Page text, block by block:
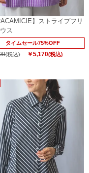
】ストライプフリ
ス
タイムセール75%OFF
(税込) ￥5,170(税込)